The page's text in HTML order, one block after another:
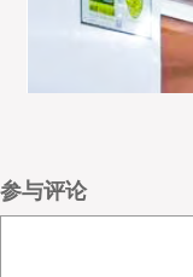
参与评论